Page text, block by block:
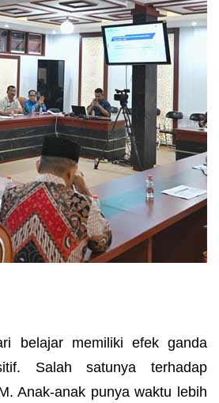
belajar memiliki efek ganda
Salah satunya terhadap
Anak-anak punya waktu lebih